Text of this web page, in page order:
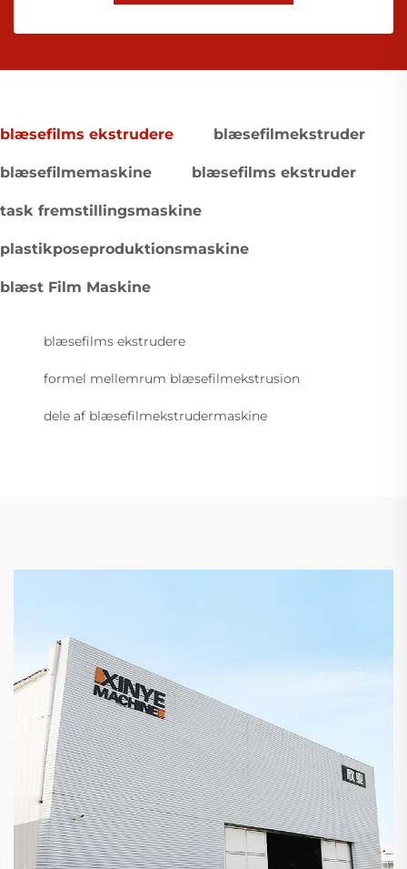
blæsefilms ekstrudere blæsefilmekstruder
blæsefilmemaskine blæsefilms ekstruder
task fremstillingsmaskine
plastikposeproduktionsmaskine
blæst Film Maskine
blæsefilms ekstrudere
formel mellemrum blæsefilmekstrusion
dele af blæsefilmekstrudermaskine